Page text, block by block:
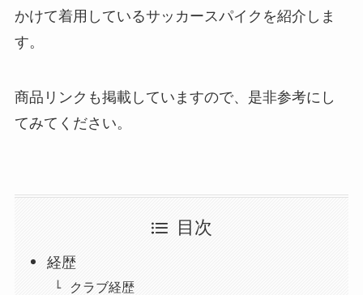
かけて着用しているサッカースパイクを紹介しま
す。
商品リンクも掲載していますので、是非参考にし
てみてください。
目次
経歴
クラブ経歴